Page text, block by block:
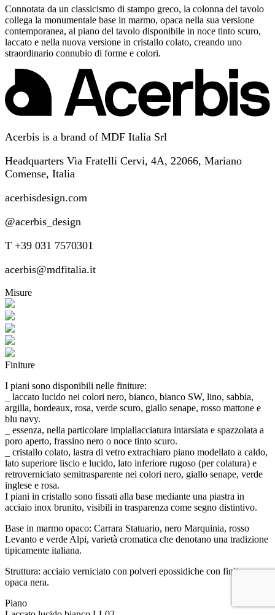
Connotata da un classicismo di stampo greco, la colonna del tavolo
collega la monumentale base in marmo, opaca nella sua versione
contemporanea, al piano del tavolo disponibile in noce tinto scuro,
laccato e nella nuova versione in cristallo colato, creando uno
straordinario connubio di forme e colori.
Acerbis is a brand of MDF Italia Srl
Headquarters Via Fratelli Cervi, 4A, 22066, Mariano
Comense, Italia
acerbisdesign.com
@acerbis_design
T +39 031 7570301
acerbis@mdfitalia.it
Misure
Finiture
I piani sono disponibili nelle finiture:
_ laccato lucido nei colori nero, bianco, bianco SW, lino, sabbia,
argilla, bordeaux, rosa, verde scuro, giallo senape, rosso mattone e
blu navy.
_ essenza, nella particolare impiallacciatura intarsiata e spazzolata a
poro aperto, frassino nero o noce tinto scuro.
_ cristallo colato, lastra di vetro extrachiaro piano modellato a caldo,
lato superiore liscio e lucido, lato inferiore rugoso (per colatura) e
retroverniciato semitrasparente nei colori nero, giallo senape, verde
inglese e rosa.
I piani in cristallo sono fissati alla base mediante una piastra in
acciaio inox brunito, visibili in trasparenza come segno distintivo.
Base in marmo opaco: Carrara Statuario, nero Marquinia, rosso
Levanto e verde Alpi, varietà cromatica che denotano una tradizione
tipicamente italiana.
Struttura: acciaio verniciato con polveri epossidiche con finitura
opaca nera.
Piano